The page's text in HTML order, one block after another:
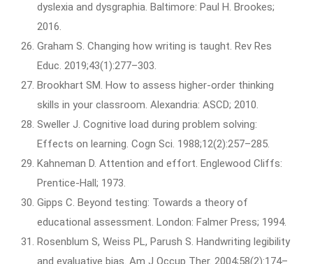
dyslexia and dysgraphia. Baltimore: Paul H. Brookes;
2016.
Graham S. Changing how writing is taught. Rev Res
Educ. 2019;43(1):277–303.
Brookhart SM. How to assess higher-order thinking
skills in your classroom. Alexandria: ASCD; 2010.
Sweller J. Cognitive load during problem solving:
Effects on learning. Cogn Sci. 1988;12(2):257–285.
Kahneman D. Attention and effort. Englewood Cliffs:
Prentice-Hall; 1973.
Gipps C. Beyond testing: Towards a theory of
educational assessment. London: Falmer Press; 1994.
Rosenblum S, Weiss PL, Parush S. Handwriting legibility
and evaluative bias. Am J Occup Ther. 2004;58(2):174–